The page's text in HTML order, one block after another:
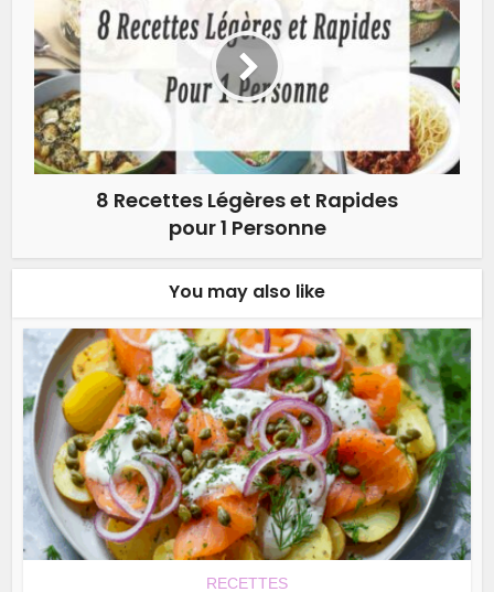
8 Recettes Légères et Rapides
pour 1 Personne
You may also like
RECETTES